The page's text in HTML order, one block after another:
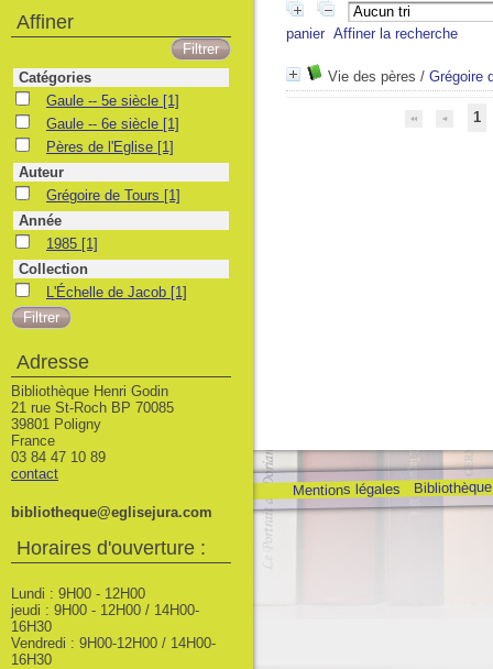
panier Affiner la recherche
Vie des pères / Grégoire
1
Mentions légales
Affiner
Catégories
Gaule -- 5e siècle
Gaule -- 5e siècle [1]
Gaule -- 6e siècle
Gaule -- 6e siècle [1]
Pères de l'Eglise
Pères de l'Eglise [1]
Auteur
Grégoire de Tours
Grégoire de Tours [1]
Année
1985 1985 [1]
Collection
L'Échelle de Jacob
L'Échelle de Jacob [1]
Adresse
Bibliothèque Henri Godin
21 rue St-Roch BP 70085
39801 Poligny
France
03 84 47 10 89
contact
bibliotheque@eglisejura.com
Horaires d'ouverture :
Lundi : 9H00 - 12H00
jeudi : 9H00 - 12H00 / 14H00-
16H30
Vendredi : 9H00-12H00 / 14H00-
16H30